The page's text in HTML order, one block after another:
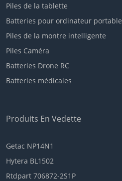
Piles de la tablette
Batteries pour ordinateur portable
Piles de la montre intelligente
Piles Caméra
Batteries Drone RC
Batteries médicales
Produits En Vedette
Getac NP14N1
Hytera BL1502
Rtdpart 706872-2S1P